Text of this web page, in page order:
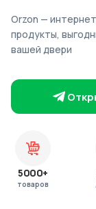
Orzon —
продукты,
вашей двери
5000+
товаров